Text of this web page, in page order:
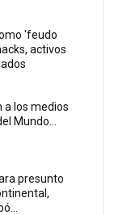
'feudo
activos
a los medios
Mundo...
presunto